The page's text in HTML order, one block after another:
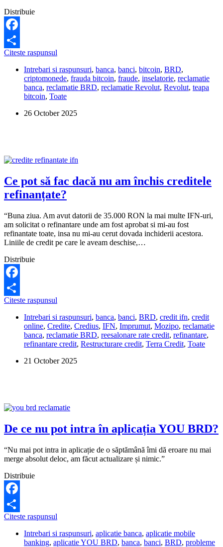
Distribuie
Facebook
Share
Citeste raspunsul
înșelat
cu
investiții
în
prin
mi
banii?
Intrebari si raspunsuri, banca, banci, bitcoin, BRD,
criptomonede, frauda bitcoin, fraude, inselatorie, reclamatie
banca, reclamatie BRD, reclamatie Revolut, Revolut, teapa
bitcoin, Toate
26 October 2025
Ce pot să fac dacă nu am închis creditele
refinanțate?
“Buna ziua. Am avut datorii de 35.000 RON la mai multe IFN-uri,
am solicitat o refinantare unde am fost aprobat si mi-au fost
refinantate toate, insa nu mi-au cerut dovada inchiderii acestora.
Liniile de credit pe care le aveam deschise,…
Distribuie
Facebook
Share
Citeste raspunsul
să
fac
dacă
nu
închis
Intrebari si raspunsuri, banca, banci, BRD, credit ifn, credit
online, Credite, Credius, IFN, Imprumut, Mozipo, reclamatie
banca, reclamatie BRD, reesalonare rate credit, refinantare,
refinantare credit, Restructurare credit, Terra Credit, Toate
21 October 2025
De ce nu pot intra în aplicația YOU BRD?
“Nu mai pot intra in aplicație de o săptămână îmi dă eroare nu mai
merge absolut deloc, am făcut actualizare și nimic.”
Distribuie
Facebook
Share
Citeste raspunsul
nu
pot
Intrebari si raspunsuri, aplicatie banca, aplicatie mobile
banking, aplicatie YOU BRD, banca, banci, BRD, probleme